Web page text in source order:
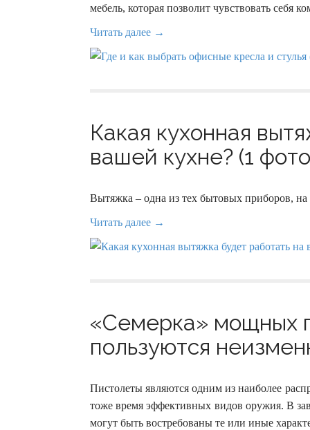
мебель, которая позволит чувствовать себя
Читать далее →
Какая кухонная
вашей кухне? (1
Вытяжка – одна из тех бытовых приборов,
Читать далее →
«Семерка» мощных
пользуются
Пистолеты являются одним из наиболее
тоже время эффективных видов оружия. В
могут быть востребованы те или иные